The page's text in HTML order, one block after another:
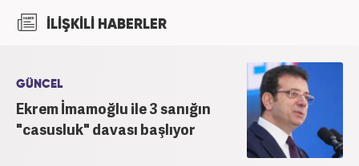
attı. 15 yıllık profesyonel editörlük kariyerinde tüm
Haber7.com'da 'Güncel/Siyaset Sorumlu Editörü'
olarak devam etmektedir.
İLİŞKİLİ HABERLER
GÜNCEL
Ekrem İmamoğlu ile 3 sanığın
"casusluk" davası başlıyor